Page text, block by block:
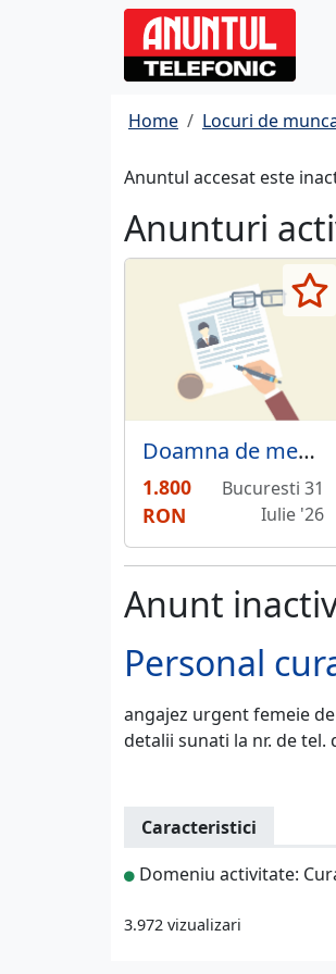
Home Locuri de
Anuntul accesat este
Anunturi
Doamna de menaj 8 ore.
1.800
RON
Bucuresti 31
Iulie '26
Anunt
Personal
angajez urgent femeie
detalii sunati la nr. de tel.
Caracteristici
Domeniu activitate:
3.972 vizualizari